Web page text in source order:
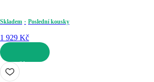
Skladem Poslední kousky
1 929 Kč
DO KOŠÍKU